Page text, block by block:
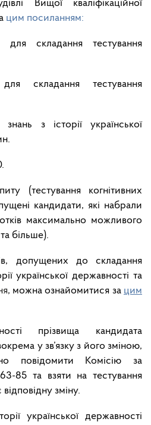
Вищої кваліфікаційної
цим посиланням:
складання тестування
складання тестування
знань з історії української
(тестування когнітивних
кандидати, які набрали
максимально можливого
більше).
допущених до складання
української державності та
, можна ознайомитися за цим
прізвища кандидата
у зв’язку з його зміною,
повідомити Комісію за
85 та взяти на тестування
зміну.
української державності